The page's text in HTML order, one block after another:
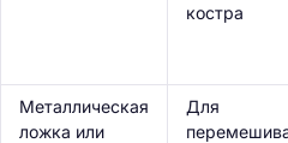
костра
Металлическая
ложка или
Для